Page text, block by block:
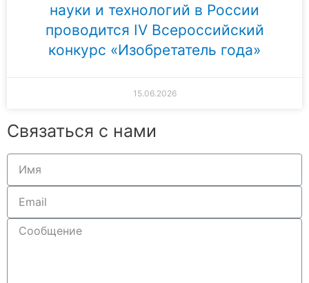
науки и технологий в России
проводится IV Всероссийский
конкурс «Изобретатель года»
15.06.2026
Связаться с нами